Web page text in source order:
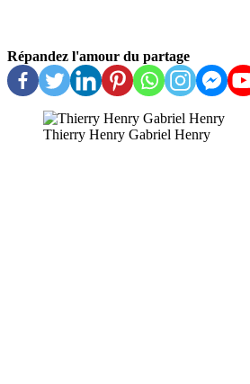
Répandez l'amour du partage
Thierry Henry Gabriel Henry